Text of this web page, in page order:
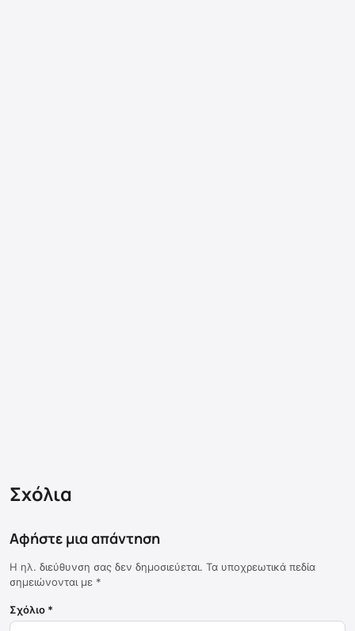
Σχόλια
Αφήστε μια απάντηση
Η ηλ. διεύθυνση σας δεν δημοσιεύεται. Τα υποχρεωτικά πεδία
σημειώνονται με *
Σχόλιο *